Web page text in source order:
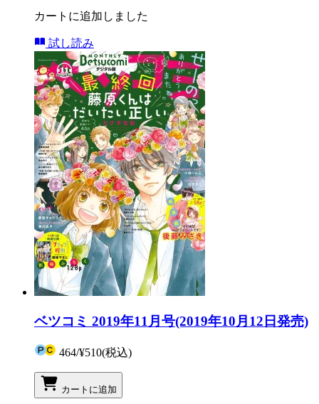
カートに追加しました
試し読み
ベツコミ 2019年11月号(2019年10月12日発売)
464/¥510(税込)
カートに追加